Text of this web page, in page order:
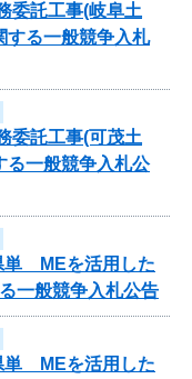
委託工事(岐阜土
する一般競争入札
委託工事(可茂土
る一般競争入札公
単 MEを活用した
一般競争入札公告
単 MEを活用した